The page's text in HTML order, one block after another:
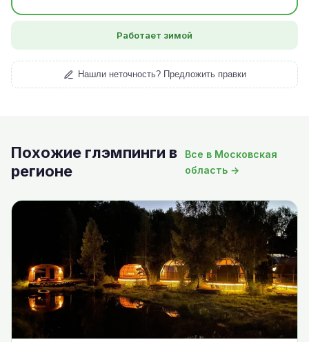
Работает зимой
Нашли неточность? Предложить правки
Похожие глэмпинги в
регионе
Все в Московская
область →